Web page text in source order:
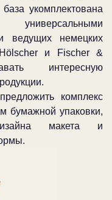
укомплектована
ведущих немецких
и Fischer &
интересную
комплекс
бумажной упаковки,
макета и